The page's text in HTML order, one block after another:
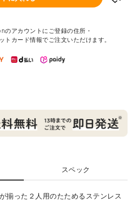
のアカウントにご登録の住所・
トカード情報でご注文いただけます。
スペック
揃った２人用のたためるステンレス